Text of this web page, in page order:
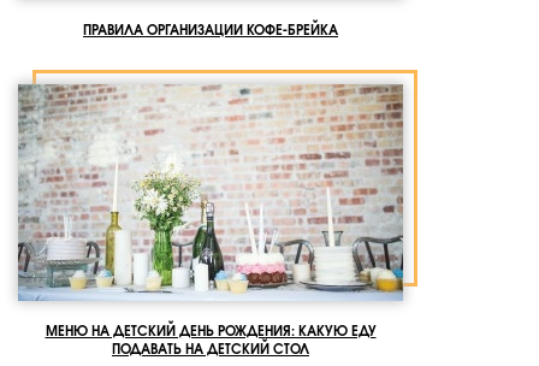
ПРАВИЛА ОРГАНИЗАЦИИ КОФЕ-БРЕЙКА
МЕНЮ НА ДЕТСКИЙ ДЕНЬ РОЖДЕНИЯ: КАКУЮ ЕДУ
ПОДАВАТЬ НА ДЕТСКИЙ СТОЛ